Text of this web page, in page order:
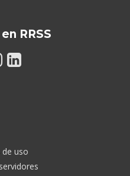
RRSS
uso